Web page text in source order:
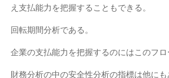
え支払能力を把握することもできる。
回転期間分析である。
企業の支払能力を把握するのにはこのフロ
財務分析の中の安全性分析の指標は他に